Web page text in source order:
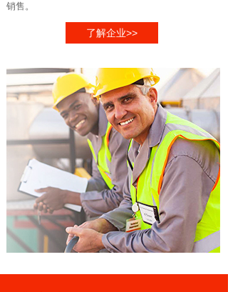
了解企业>>
销售。